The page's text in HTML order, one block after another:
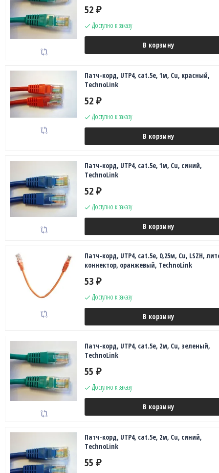
52 ₽
Доступно к заказу
В корзину
Патч-корд, UTP4, cat.5e, 1м, Сu, красный,
TechnoLink
52 ₽
Доступно к заказу
В корзину
Патч-корд, UTP4, cat.5e, 1м, Сu, синий,
TechnoLink
52 ₽
Доступно к заказу
В корзину
Патч-корд, UTP4, cat.5e, 0,25м, Сu, LSZH,
коннектор, оранжевый, TechnoLink
53 ₽
Доступно к заказу
В корзину
Патч-корд, UTP4, cat.5e, 2м, Сu, зеленый,
TechnoLink
55 ₽
Доступно к заказу
В корзину
Патч-корд, UTP4, cat.5e, 2м, Сu, синий,
TechnoLink
55 ₽